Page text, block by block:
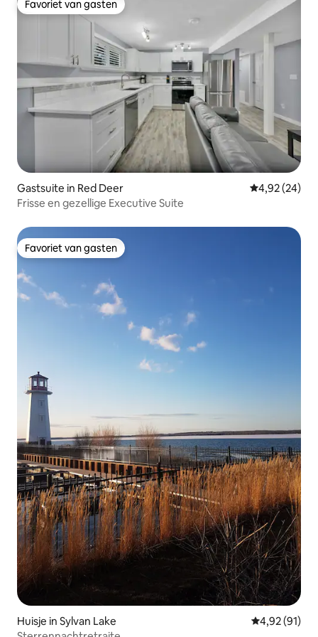
Favoriet van gasten
Favoriet van gasten
Gastsuite in Red Deer Gemiddelde
4,92 (24)
Frisse en gezellige Executive Suite
Favoriet van gasten
Favoriet van gasten
Huisje in Sylvan Lake Gemiddelde
4,92 (91)